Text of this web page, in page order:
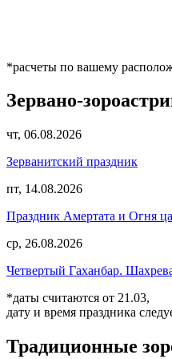
*расчеты по вашему
Зервано-
чт, 06.08.2026
Зерванитский праздник
пт, 14.08.2026
Праздник Амертата и Огня
ср, 26.08.2026
Четвертый Гаханбар.
*даты считаются от 21.03,
дату и время праздника
Традиционные